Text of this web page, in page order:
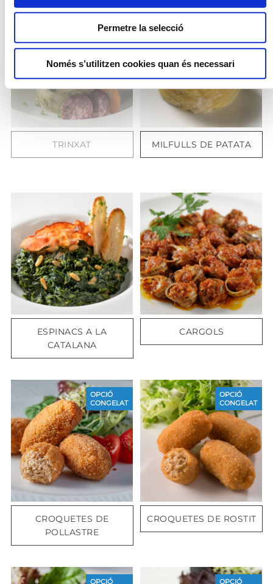
Permetre la selecció
Només s’utilitzen cookies quan és necessari
TRINXAT MILFULLS DE PATATA
ESPINACS A LA
CATALANA
CARGOLS
CROQUETES DE
POLLASTRE
OPCIÓ
CONGELAT
CROQUETES DE ROSTIT
OPCIÓ
CONGELAT
OPCIÓ OPCIÓ